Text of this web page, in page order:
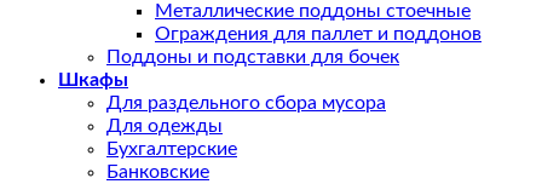
Металлические поддоны стоечные
Ограждения для паллет и поддонов
Поддоны и подставки для бочек
Шкафы
Для раздельного сбора мусора
Для одежды
Бухгалтерские
Банковские